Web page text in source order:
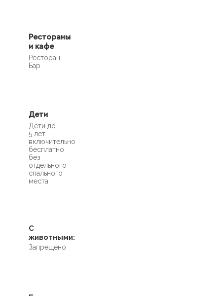
Рестораны
и кафе
Ресторан,
Бар
Дети
Дети до
5 лет
включительно
бесплатно
без
отдельного
спального
места
С
животными:
Запрещено